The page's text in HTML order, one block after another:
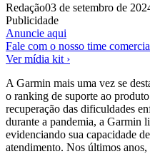
Redação03 de setembro de
Publicidade
Anuncie aqui
Fale com o nosso time
Ver mídia kit ›
A Garmin mais uma vez se
o ranking de suporte ao
recuperação das dificuldades
durante a pandemia, a Garmin
evidenciando sua capacidade
atendimento. Nos últimos